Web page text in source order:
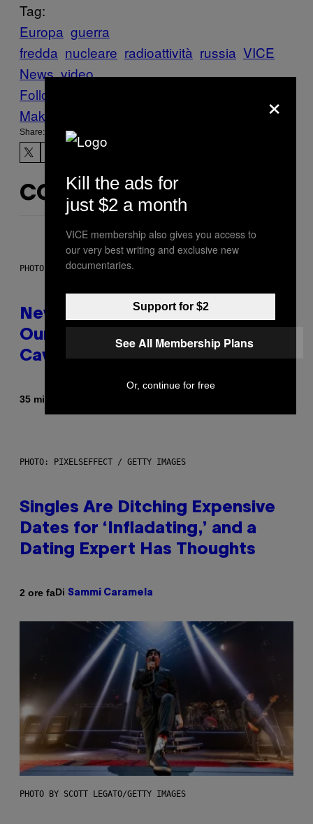
Tag:
Europa guerra
fredda nucleare radioattività russia VICE
News video
Follow Us On Discover
Make Us Preferred In Top Stories
Share:
CONTENUTI SIMILI
PHOTO: CSA-PRINTSTOCK / GETTY IMAGES
New Study Reveals We Still Pick
Our Friends the Same Way
Cavemen Did
35 minuti fa
PHOTO: PIXELSEFFECT / GETTY IMAGES
Singles Are Ditching Expensive
Dates for ‘Infladating,’ and a
Dating Expert Has Thoughts
2 ore faDi Sammi Caramela
PHOTO BY SCOTT LEGATO/GETTY IMAGES
×
Kill the ads for
just $2 a month
VICE membership also gives you access to
our very best writing and exclusive new
documentaries.
Support for $2
See All Membership Plans
Or, continue for free